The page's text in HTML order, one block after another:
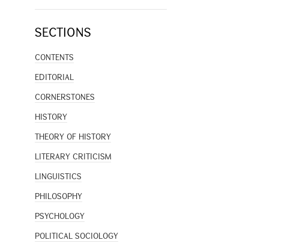
SECTIONS
CONTENTS
EDITORIAL
CORNERSTONES
HISTORY
THEORY OF HISTORY
LITERARY CRITICISM
LINGUISTICS
PHILOSOPHY
PSYCHOLOGY
POLITICAL SOCIOLOGY